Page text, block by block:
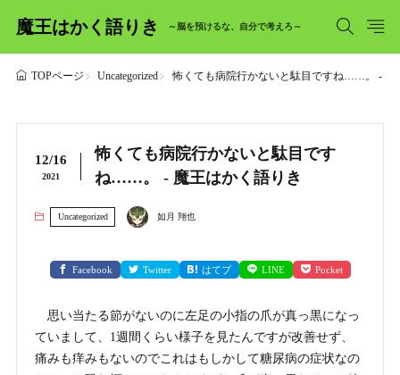
魔王はかく語りき ～脳を預けるな、自分で考えろ～
TOPページ Uncategorized 怖くても病院行かないと駄目ですね……。 - 魔
12/16
2021
怖くても病院行かないと駄目です
ね……。 - 魔王はかく語りき
Uncategorized 如月 翔也
Facebook Twitter はてブ LINE Pocket
思い当たる節がないのに左足の小指の爪が真っ黒になっ
ていまして、1週間くらい様子を見たんですが改善せず、
痛みも痒みもないのでこれはもしかして糖尿病の症状なの